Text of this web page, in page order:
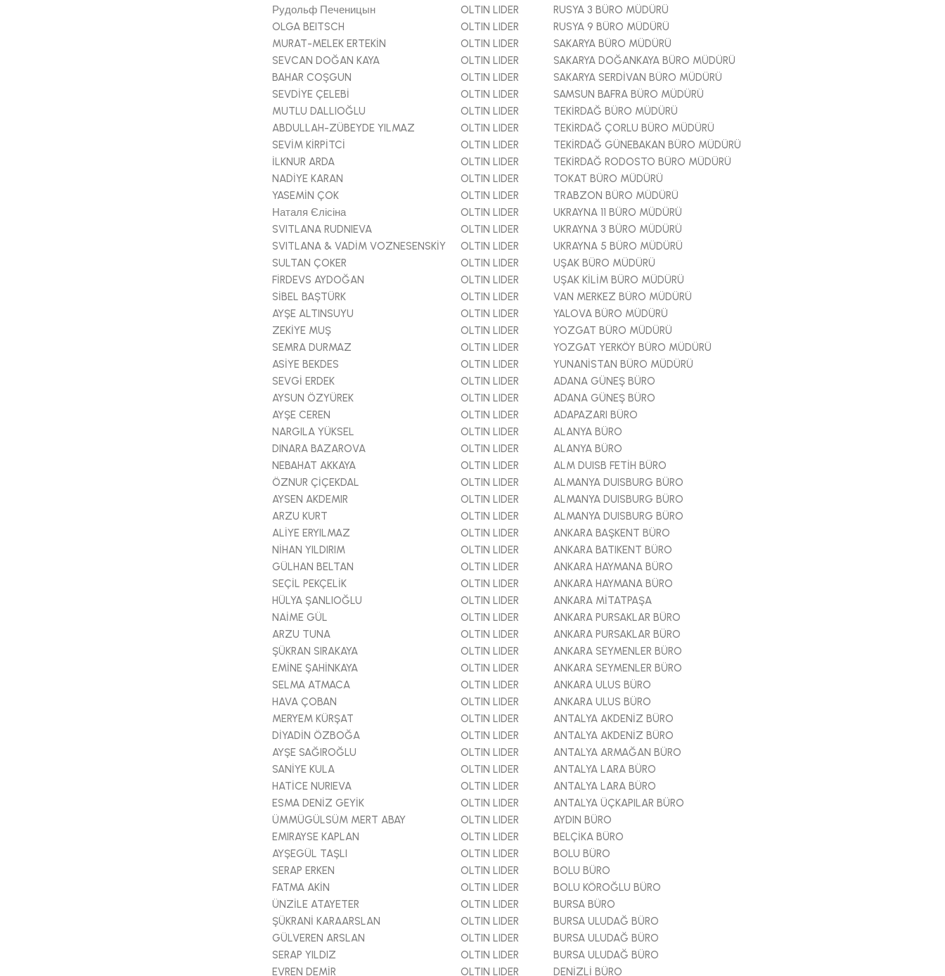
Рудольф Печеницын
OLTIN LIDER
RUSYA 3 BÜRO MÜDÜRÜ
OLGA BEITSCH
OLTIN LIDER
RUSYA 9 BÜRO MÜDÜRÜ
MURAT-MELEK ERTEKİN
OLTIN LIDER
SAKARYA BÜRO MÜDÜRÜ
SEVCAN DOĞAN KAYA
OLTIN LIDER
SAKARYA DOĞANKAYA BÜRO MÜDÜRÜ
BAHAR COŞGUN
OLTIN LIDER
SAKARYA SERDİVAN BÜRO MÜDÜRÜ
SEVDİYE ÇELEBİ
OLTIN LIDER
SAMSUN BAFRA BÜRO MÜDÜRÜ
MUTLU DALLIOĞLU
OLTIN LIDER
TEKİRDAĞ BÜRO MÜDÜRÜ
ABDULLAH-ZÜBEYDE YILMAZ
OLTIN LIDER
TEKİRDAĞ ÇORLU BÜRO MÜDÜRÜ
SEVİM KİRPİTCİ
OLTIN LIDER
TEKİRDAĞ GÜNEBAKAN BÜRO MÜDÜRÜ
İLKNUR ARDA
OLTIN LIDER
TEKİRDAĞ RODOSTO BÜRO MÜDÜRÜ
NADİYE KARAN
OLTIN LIDER
TOKAT BÜRO MÜDÜRÜ
YASEMİN ÇOK
OLTIN LIDER
TRABZON BÜRO MÜDÜRÜ
Наталя Єлісіна
OLTIN LIDER
UKRAYNA 11 BÜRO MÜDÜRÜ
SVITLANA RUDNIEVA
OLTIN LIDER
UKRAYNA 3 BÜRO MÜDÜRÜ
SVITLANA & VADİM VOZNESENSKİY
OLTIN LIDER
UKRAYNA 5 BÜRO MÜDÜRÜ
SULTAN ÇOKER
OLTIN LIDER
UŞAK BÜRO MÜDÜRÜ
FİRDEVS AYDOĞAN
OLTIN LIDER
UŞAK KİLİM BÜRO MÜDÜRÜ
SİBEL BAŞTÜRK
OLTIN LIDER
VAN MERKEZ BÜRO MÜDÜRÜ
AYŞE ALTINSUYU
OLTIN LIDER
YALOVA BÜRO MÜDÜRÜ
ZEKİYE MUŞ
OLTIN LIDER
YOZGAT BÜRO MÜDÜRÜ
SEMRA DURMAZ
OLTIN LIDER
YOZGAT YERKÖY BÜRO MÜDÜRÜ
ASİYE BEKDES
OLTIN LIDER
YUNANİSTAN BÜRO MÜDÜRÜ
SEVGİ ERDEK
OLTIN LIDER
ADANA GÜNEŞ BÜRO
AYSUN ÖZYÜREK
OLTIN LIDER
ADANA GÜNEŞ BÜRO
AYŞE CEREN
OLTIN LIDER
ADAPAZARI BÜRO
NARGILA YÜKSEL
OLTIN LIDER
ALANYA BÜRO
DINARA BAZAROVA
OLTIN LIDER
ALANYA BÜRO
NEBAHAT AKKAYA
OLTIN LIDER
ALM DUISB FETİH BÜRO
ÖZNUR ÇİÇEKDAL
OLTIN LIDER
ALMANYA DUISBURG BÜRO
AYSEN AKDEMIR
OLTIN LIDER
ALMANYA DUISBURG BÜRO
ARZU KURT
OLTIN LIDER
ALMANYA DUISBURG BÜRO
ALİYE ERYILMAZ
OLTIN LIDER
ANKARA BAŞKENT BÜRO
NİHAN YILDIRIM
OLTIN LIDER
ANKARA BATIKENT BÜRO
GÜLHAN BELTAN
OLTIN LIDER
ANKARA HAYMANA BÜRO
SEÇİL PEKÇELİK
OLTIN LIDER
ANKARA HAYMANA BÜRO
HÜLYA ŞANLIOĞLU
OLTIN LIDER
ANKARA MİTATPAŞA
NAİME GÜL
OLTIN LIDER
ANKARA PURSAKLAR BÜRO
ARZU TUNA
OLTIN LIDER
ANKARA PURSAKLAR BÜRO
ŞÜKRAN SIRAKAYA
OLTIN LIDER
ANKARA SEYMENLER BÜRO
EMİNE ŞAHİNKAYA
OLTIN LIDER
ANKARA SEYMENLER BÜRO
SELMA ATMACA
OLTIN LIDER
ANKARA ULUS BÜRO
HAVA ÇOBAN
OLTIN LIDER
ANKARA ULUS BÜRO
MERYEM KÜRŞAT
OLTIN LIDER
ANTALYA AKDENİZ BÜRO
DİYADİN ÖZBOĞA
OLTIN LIDER
ANTALYA AKDENİZ BÜRO
AYŞE SAĞIROĞLU
OLTIN LIDER
ANTALYA ARMAĞAN BÜRO
SANİYE KULA
OLTIN LIDER
ANTALYA LARA BÜRO
HATİCE NURIEVA
OLTIN LIDER
ANTALYA LARA BÜRO
ESMA DENİZ GEYİK
OLTIN LIDER
ANTALYA ÜÇKAPILAR BÜRO
ÜMMÜGÜLSÜM MERT ABAY
OLTIN LIDER
AYDIN BÜRO
EMIRAYSE KAPLAN
OLTIN LIDER
BELÇİKA BÜRO
AYŞEGÜL TAŞLI
OLTIN LIDER
BOLU BÜRO
SERAP ERKEN
OLTIN LIDER
BOLU BÜRO
FATMA AKİN
OLTIN LIDER
BOLU KÖROĞLU BÜRO
ÜNZİLE ATAYETER
OLTIN LIDER
BURSA BÜRO
ŞÜKRANİ KARAARSLAN
OLTIN LIDER
BURSA ULUDAĞ BÜRO
GÜLVEREN ARSLAN
OLTIN LIDER
BURSA ULUDAĞ BÜRO
SERAP YILDIZ
OLTIN LIDER
BURSA ULUDAĞ BÜRO
EVREN DEMİR
OLTIN LIDER DENİZLİ BÜRO